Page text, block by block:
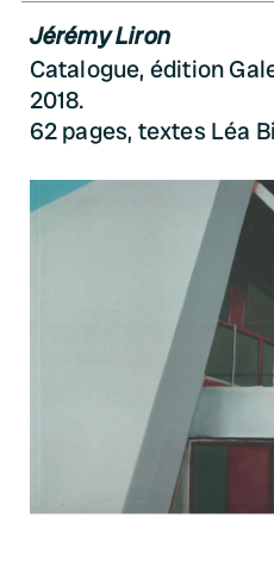
Jérémy Liron
Catalogue, édition
2018.
62 pages, textes Léa